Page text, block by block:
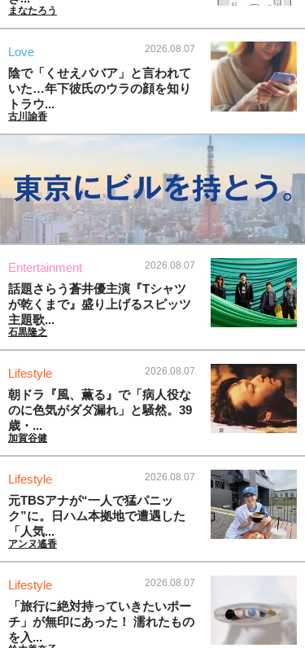
まなたろう
Love 2026.08.07
陰で「くせえババア」と言われて
いた…年下彼氏のウラの顔を知り
トラウ...
古川諭香
Entertainment 2026.08.07
話題さらう蒼井優主演『Tシャツ
が乾くまで』盛り上げるスピッツ
主題歌...
石黒隆之
Lifestyle 2026.08.07
朝ドラ『風、薫る』で「病人役な
のに色気がダダ漏れ」と騒然。39
歳・...
加賀谷健
Lifestyle 2026.08.07
元TBSアナが“一人で猛パニッ
ク”に。日ハム本拠地で遭遇した
「人気...
アンヌ遙香
Lifestyle 2026.08.07
「旅行に絶対持っていきたいポー
チ」が無印にあった！ 濡れたもの
を入...